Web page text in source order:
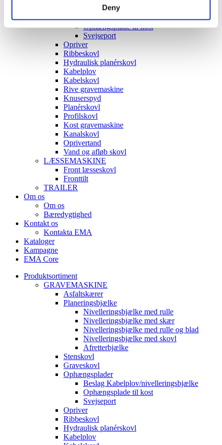
Deny
Ophængsplader
Beslag Kabelplov/nivelleringsbjælke
Ophængsplade til kost
Svejseport
Opriver
Ribbeskovl
Hydraulisk planérskovl
Kabelplov
Kabelskovl
Rive gravemaskine
Knuserspyd
Planérskovl
Profilskovl
Kost gravemaskine
Kanalskovl
Oprivertand
Vand og afløb skovl
LÆSSEMASKINE
Front læsseskovl
Fronttilt
TRAILER
Om os
Om os
Bæredygtighed
Kontakt os
Kontakta EMA
Kataloger
Kampagne
EMA Core
Produktsortiment
GRAVEMASKINE
Asfaltskærer
Planeringsbjælke
Nivelleringsbjælke med rulle
Nivelleringsbjælke med skær
Nivelleringsbjælke med rulle og blad
Nivelleringsbjælke med skovl
Afretterbjælke
Stenskovl
Graveskovl
Ophængsplader
Beslag Kabelplov/nivelleringsbjælke
Ophængsplade til kost
Svejseport
Opriver
Ribbeskovl
Hydraulisk planérskovl
Kabelplov